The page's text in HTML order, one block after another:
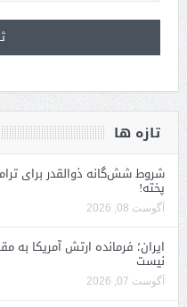
تازه ها
شروط شش‌گانه ذوالقدر برای
پخته!
آگوست 08, 2026
ایران؛ فرمانده ارتش آمریکا
نیست
آگوست 07, 2026